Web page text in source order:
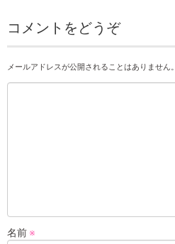
コメントをどうぞ
メールアドレスが公開されることはありません。
名前 ※